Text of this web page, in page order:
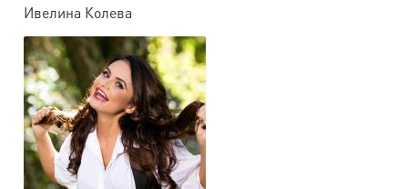
Ивелина Колева